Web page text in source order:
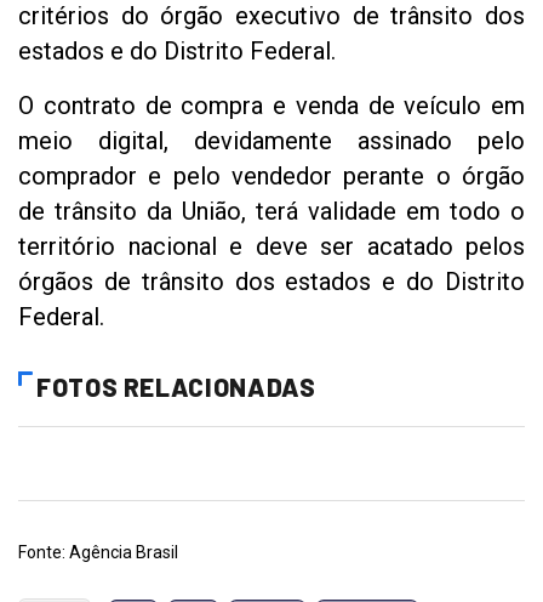
critérios do órgão executivo de trânsito dos
estados e do Distrito Federal.
O contrato de compra e venda de veículo em
meio digital, devidamente assinado pelo
comprador e pelo vendedor perante o órgão
de trânsito da União, terá validade em todo o
território nacional e deve ser acatado pelos
órgãos de trânsito dos estados e do Distrito
Federal.
FOTOS RELACIONADAS
Fonte: Agência Brasil